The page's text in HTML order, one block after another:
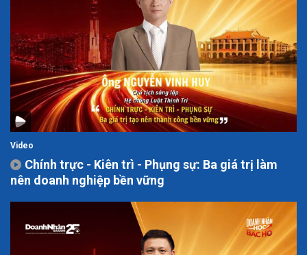
Video
Chính trực - Kiên trì - Phụng sự: Ba giá trị làm
nên doanh nghiệp bền vững